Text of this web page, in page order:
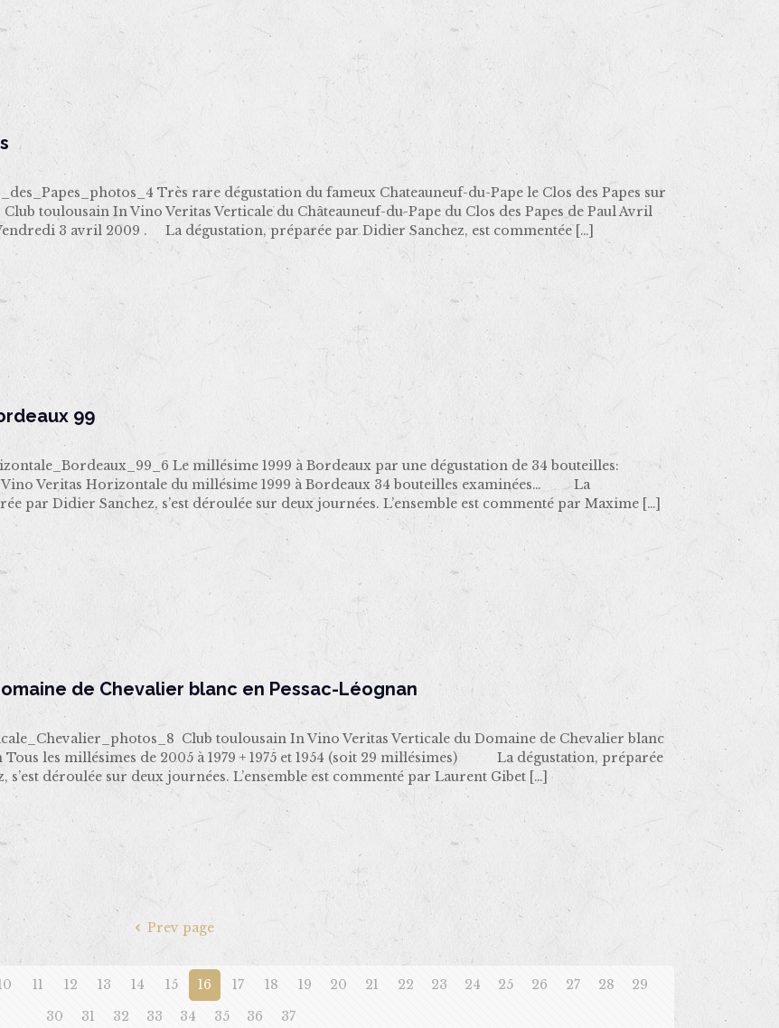
Très rare dégustation du fameux Chateauneuf-du-Pape le Clos des Papes sur
toulousain In Vino Veritas Verticale du Châteauneuf-du-Pape du Clos des Papes de Paul Avril
3 avril 2009 . La dégustation, préparée par Didier Sanchez, est commentée[…]
99
Le millésime 1999 à Bordeaux par une dégustation de 34 bouteilles:
Vino Veritas Horizontale du millésime 1999 à Bordeaux 34 bouteilles examinées… La
par Didier Sanchez, s’est déroulée sur deux journées. L’ensemble est commenté par Maxime […]
de Chevalier blanc en Pessac-Léognan
Club toulousain In Vino Veritas Verticale du Domaine de Chevalier blanc
Tous les millésimes de 2005 à 1979 + 1975 et 1954 (soit 29 millésimes) La dégustation, préparée
s’est déroulée sur deux journées. L’ensemble est commenté par Laurent Gibet […]
Prev page
11 12 13 14 15 16 17 18 19 20 21 22 23 24 25 26 27 28
29
30
31 32 33 34 35 36 37